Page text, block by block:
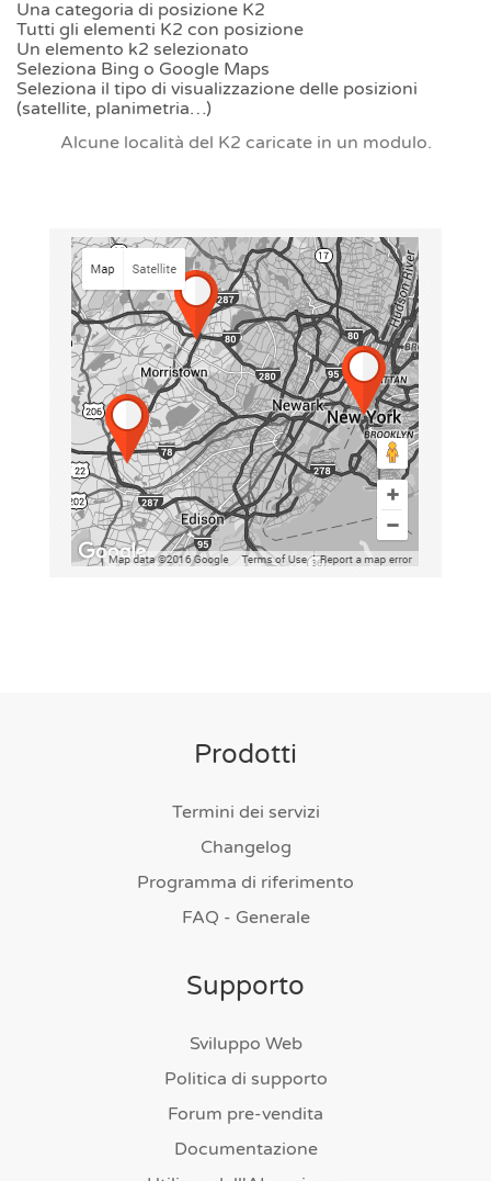
Una categoria di posizione K2
Tutti gli elementi K2 con posizione
Un elemento k2 selezionato
Seleziona Bing o Google Maps
Seleziona il tipo di visualizzazione delle posizioni
(satellite, planimetria…)
Alcune località del K2 caricate in un modulo.
Prodotti
Termini dei servizi
Changelog
Programma di riferimento
FAQ - Generale
Supporto
Sviluppo Web
Politica di supporto
Forum pre-vendita
Documentazione